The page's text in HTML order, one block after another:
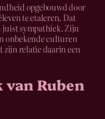
opgebouwd door
te etaleren. Dat
juist sympathiek. Zijn
onbekende culturen
zijn relatie daarin een
Ruben